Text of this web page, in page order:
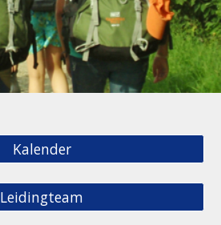
Kalender
Leidingteam